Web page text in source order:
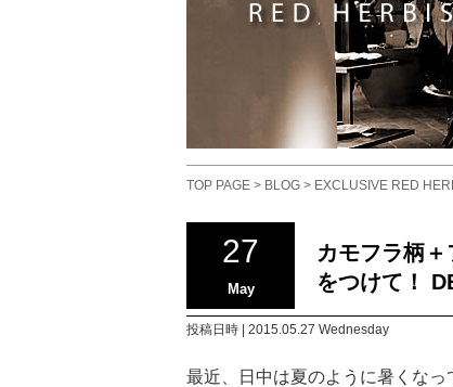
TOP PAGE > BLOG > EXCLUSIVE RED
27
May
カモフラ柄
をつけて！
投稿日時 | 2015.05.27 Wednesday
最近、日中は夏のように暑くなっ